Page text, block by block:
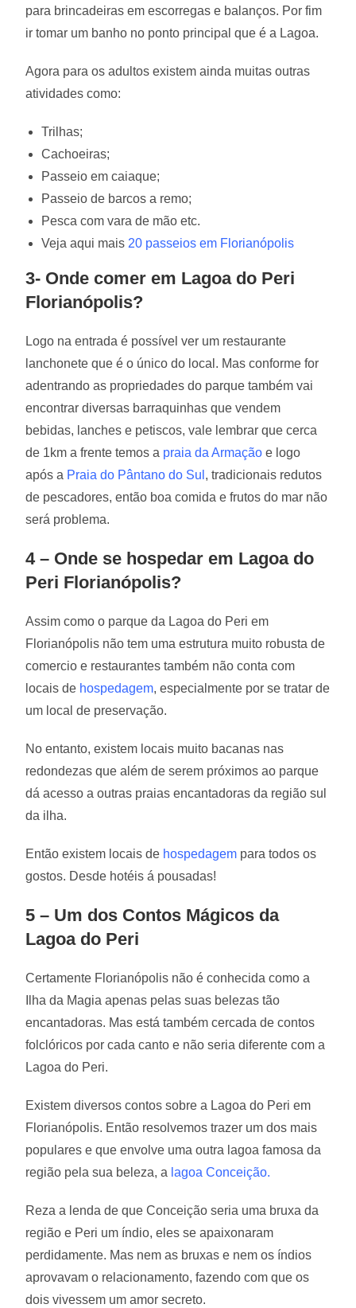
para brincadeiras em escorregas e balanços. Por fim
ir tomar um banho no ponto principal que é a Lagoa.
Agora para os adultos existem ainda muitas outras
atividades como:
Trilhas;
Cachoeiras;
Passeio em caiaque;
Passeio de barcos a remo;
Pesca com vara de mão etc.
Veja aqui mais 20 passeios em Florianópolis
3- Onde comer em Lagoa do Peri
Florianópolis?
Logo na entrada é possível ver um restaurante
lanchonete que é o único do local. Mas conforme for
adentrando as propriedades do parque também vai
encontrar diversas barraquinhas que vendem
bebidas, lanches e petiscos, vale lembrar que cerca
de 1km a frente temos a praia da Armação e logo
após a Praia do Pântano do Sul , tradicionais redutos
de pescadores, então boa comida e frutos do mar não
será problema.
4 – Onde se hospedar em Lagoa do
Peri Florianópolis?
Assim como o parque da Lagoa do Peri em
Florianópolis não tem uma estrutura muito robusta de
comercio e restaurantes também não conta com
locais de hospedagem, especialmente por se tratar de
um local de preservação.
No entanto, existem locais muito bacanas nas
redondezas que além de serem próximos ao parque
dá acesso a outras praias encantadoras da região sul
da ilha.
Então existem locais de hospedagem para todos os
gostos. Desde hotéis á pousadas!
5 – Um dos Contos Mágicos da
Lagoa do Peri
Certamente Florianópolis não é conhecida como a
Ilha da Magia apenas pelas suas belezas tão
encantadoras. Mas está também cercada de contos
folclóricos por cada canto e não seria diferente com a
Lagoa do Peri.
Existem diversos contos sobre a Lagoa do Peri em
Florianópolis. Então resolvemos trazer um dos mais
populares e que envolve uma outra lagoa famosa da
região pela sua beleza, a lagoa Conceição.
Reza a lenda de que Conceição seria uma bruxa da
região e Peri um índio, eles se apaixonaram
perdidamente. Mas nem as bruxas e nem os índios
aprovavam o relacionamento, fazendo com que os
dois vivessem um amor secreto.